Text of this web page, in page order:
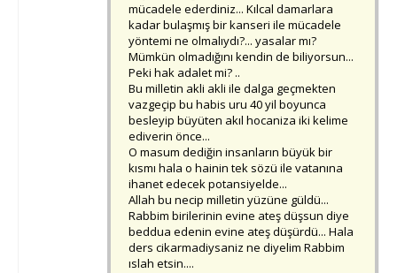
mücadele ederdiniz... Kılcal damarlara
kadar bulaşmış bir kanseri ile mücadele
yöntemi ne olmalıydı?... yasalar mı?
Mümkün olmadığını kendin de biliyorsun...
Peki hak adalet mi? ..
Bu milletin akli akli ile dalga geçmekten
vazgeçip bu habis uru 40 yil boyunca
besleyip büyüten akıl hocaniza iki kelime
ediverin önce...
O masum dediğin insanların büyük bir
kısmı hala o hainin tek sözü ile vatanına
ihanet edecek potansiyelde...
Allah bu necip milletin yüzüne güldü...
Rabbim birilerinin evine ateş düşsun diye
beddua edenin evine ateş düşürdü... Hala
ders cikarmadiysaniz ne diyelim Rabbim
ıslah etsin....